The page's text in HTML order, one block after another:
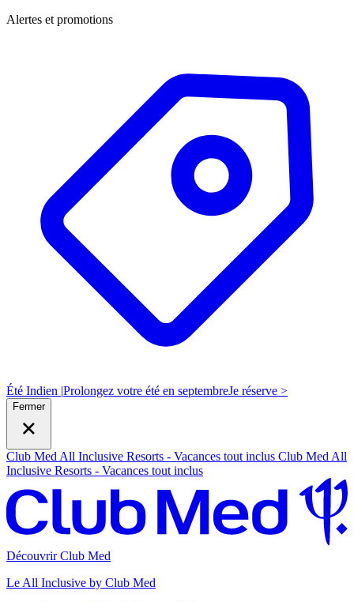
Alertes et promotions
Été Indien |Prolongez votre été en septembreJe réserve >
Fermer
Club Med All Inclusive Resorts - Vacances tout inclus Club Med All
Inclusive Resorts - Vacances tout inclus
Découvrir Club Med
Le All Inclusive by Club Med